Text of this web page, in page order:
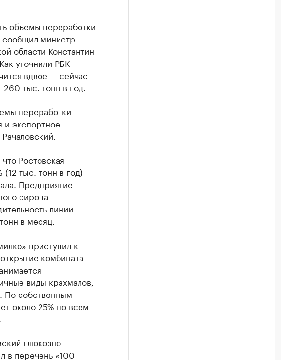
объемы переработки
сообщил министр
области Константин
уточнили РБК
вдвое — сейчас
тыс. тонн в год.
переработки
и экспортное
Ростовская
(12 тыс. тонн в год)
Предприятие
сиропа
линии
в месяц.
приступил к
комбината
виды крахмалов,
По собственным
около 25% по всем
глюкозно-
в перечень «100